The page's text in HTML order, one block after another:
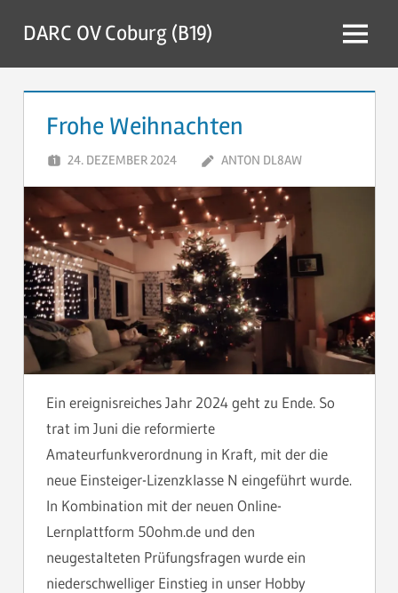
Inhalt
springen
DARC OV Coburg (B19) Menü
Frohe Weihnachten
24. DEZEMBER 2024 ANTON DL8AW
Ein ereignisreiches Jahr 2024 geht zu Ende. So
trat im Juni die reformierte
Amateurfunkverordnung in Kraft, mit der die
neue Einsteiger-Lizenzklasse N eingeführt wurde.
In Kombination mit der neuen Online-
Lernplattform 50ohm.de und den
neugestalteten Prüfungsfragen wurde ein
niederschwelliger Einstieg in unser Hobby